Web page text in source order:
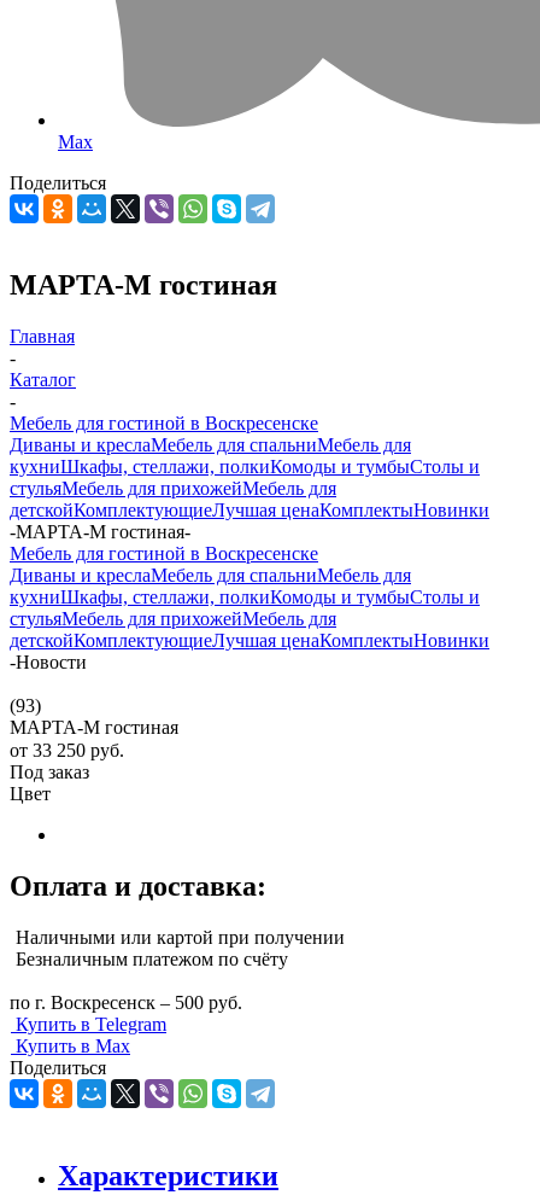
Max
Поделиться
МАРТА-М гостиная
Главная
-
Каталог
-
Мебель для гостиной в Воскресенске
Диваны и креслаМебель для спальниМебель для
кухниШкафы, стеллажи, полкиКомоды и тумбыСтолы и
стульяМебель для прихожейМебель для
детскойКомплектующиеЛучшая ценаКомплектыНовинки
-МАРТА-М гостиная-
Мебель для гостиной в Воскресенске
Диваны и креслаМебель для спальниМебель для
кухниШкафы, стеллажи, полкиКомоды и тумбыСтолы и
стульяМебель для прихожейМебель для
детскойКомплектующиеЛучшая ценаКомплектыНовинки
-Новости
(93)
МАРТА-М гостиная
от 33 250 руб.
Под заказ
Цвет
Оплата и доставка:
Наличными или картой при получении
Безналичным платежом по счёту
по г. Воскресенск – 500 руб.
Купить в Telegram
Купить в Max
Поделиться
Характеристики